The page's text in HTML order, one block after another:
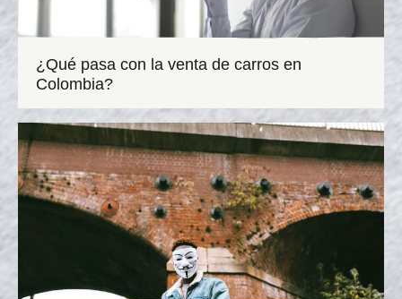
¿Qué pasa con la venta de carros en
Colombia?